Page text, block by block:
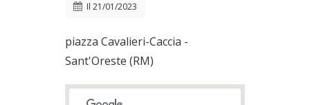
Il 21/01/2023
piazza Cavalieri-Caccia -
Sant'Oreste (RM)